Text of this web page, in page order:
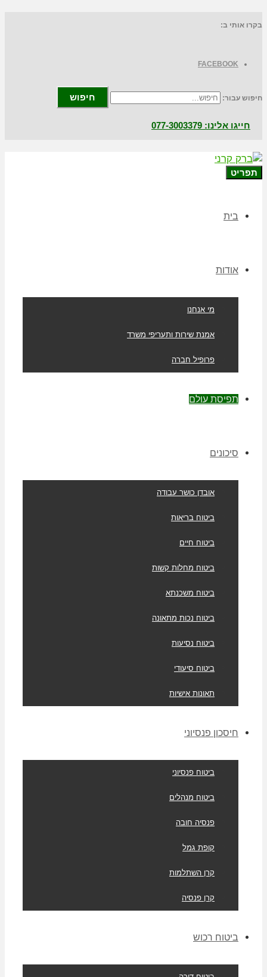
בקרו אותי ב:
FACEBOOK
חיפוש עבור: חיפוש
חייגו אלינו: 077-3003379
תפריט
בית
אודות
מי אנחנו
אמנת שירות ותעריפי משרד
פרופיל חברה
תפיסת עולם
סיכונים
אובדן כושר עבודה
ביטוח בריאות
ביטוח חיים
ביטוח מחלות קשות
ביטוח משכנתא
ביטוח נכות מתאונה
ביטוח נסיעות
ביטוח סיעודי
תאונות אישיות
חיסכון פנסיוני
ביטוח פנסיוני
ביטוח מנהלים
פנסיה חובה
קופת גמל
קרן השתלמות
קרן פנסיה
ביטוח רכוש